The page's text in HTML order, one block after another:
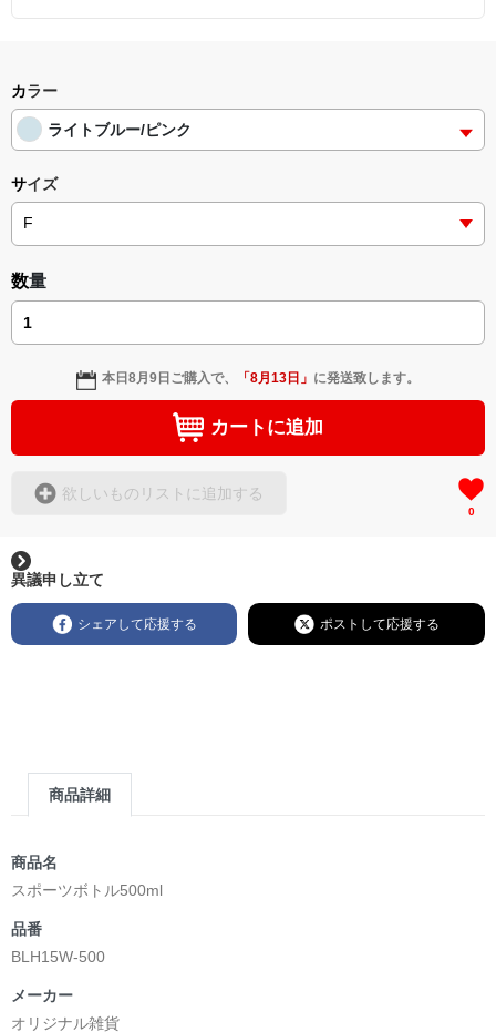
カラー
ライトブルー/ピンク
サイズ
数量
本日8月9日 ご購入で、 「8月13日 」 に発送致します。
カートに追加
欲しいものリストに追加する
0
異議申し立て
シェアして応援する ポストして応援する
商品詳細
商品名
スポーツボトル500ml
品番
BLH15W-500
メーカー
オリジナル雑貨